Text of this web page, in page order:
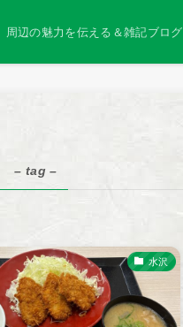
周辺の魅力を伝える＆雑記ブログ
– tag –
水沢